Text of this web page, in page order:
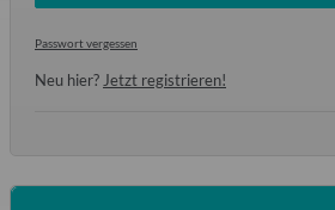
Passwort vergessen
Neu hier?Jetzt registrieren!